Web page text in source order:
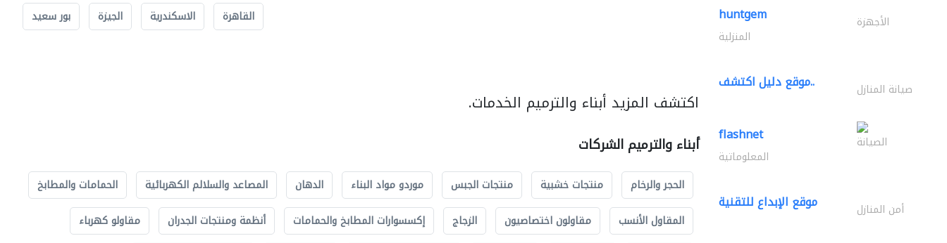
القاهرة الاسكندرية الجيزة بور سعيد
اكتشف المزيد أبناء والترميم الخدمات.
أبناء والترميم الشركات
الحجر والرخام منتجات خشبية منتجات الجبس موردو مواد البناء الدهان المصاعد والسلالم الكهربائية
الحمامات والمطابخ
المقاول الأنسب
مقاولون اختصاصيون الزجاج إكسسوارات المطابخ والحمامات أنظمة ومنتجات الجدران
مقاولو كهرباء
huntgem الأجهزة
المنزلية
موقع دليل اكتشف.. صيانة المنازل
flashnet الصيانة
المعلوماتية
موقع الإبداع للتقنية أمن المنازل